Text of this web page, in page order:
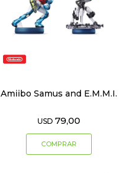
Amiibo Samus and E.M.M.I.
USD 79,00